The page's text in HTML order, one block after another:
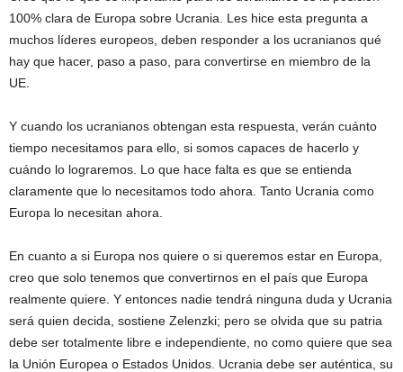
100% clara de Europa sobre Ucrania. Les hice esta pregunta a
muchos líderes europeos, deben responder a los ucranianos qué
hay que hacer, paso a paso, para convertirse en miembro de la
UE.
Y cuando los ucranianos obtengan esta respuesta, verán cuánto
tiempo necesitamos para ello, si somos capaces de hacerlo y
cuándo lo lograremos. Lo que hace falta es que se entienda
claramente que lo necesitamos todo ahora. Tanto Ucrania como
Europa lo necesitan ahora.
En cuanto a si Europa nos quiere o si queremos estar en Europa,
creo que solo tenemos que convertirnos en el país que Europa
realmente quiere. Y entonces nadie tendrá ninguna duda y Ucrania
será quien decida, sostiene Zelenzki; pero se olvida que su patria
debe ser totalmente libre e independiente, no como quiere que sea
la Unión Europea o Estados Unidos. Ucrania debe ser auténtica, su